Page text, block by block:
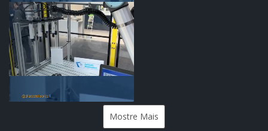
Mostre Mais